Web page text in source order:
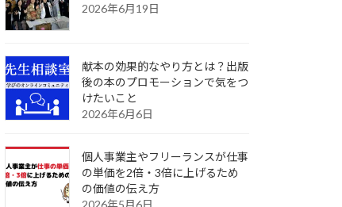
2026年6月19日
献本の効果的なやり方とは？出版
後の本のプロモーションで気をつ
けたいこと
2026年6月6日
個人事業主やフリーランスが仕事
の単価を2倍・3倍に上げるため
の価値の伝え方
2026年5月6日